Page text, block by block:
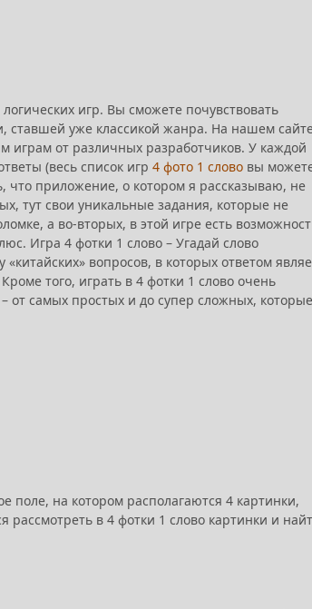
игр. Вы сможете почувствовать
ставшей уже классикой жанра. На нашем
от различных разработчиков. У каждой
(весь список игр 4 фото 1 слово вы
что приложение, о котором я рассказываю, не
тут свои уникальные задания, которые не
а во-вторых, в этой игре есть
Игра 4 фотки 1 слово – Угадай слово
вопросов, в которых ответом
того, играть в 4 фотки 1 слово очень
от самых простых и до супер сложных, которые
поле, на котором располагаются 4 картинки,
рассмотреть в 4 фотки 1 слово картинки и